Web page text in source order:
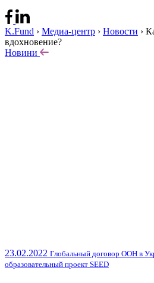
K.Fund › Медиа-центр › Новости ›
вдохновение?
Новини
23.02.2022 Глобальный договор ООН в
образовательный проект SEED